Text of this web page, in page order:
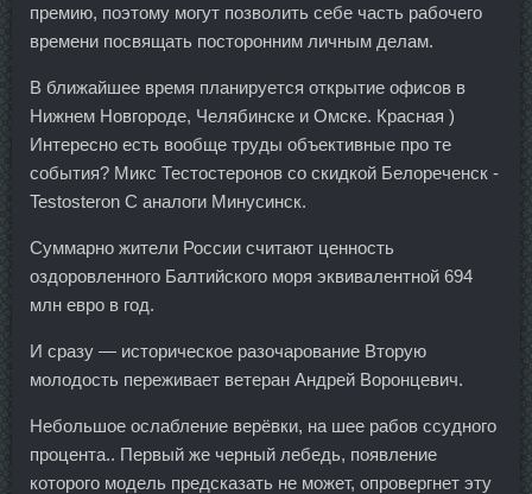
премию, поэтому могут позволить себе часть рабочего
времени посвящать посторонним личным делам.
В ближайшее время планируется открытие офисов в
Нижнем Новгороде, Челябинске и Омске. Красная )
Интересно есть вообще труды объективные про те
события? Микс Тестостеронов со скидкой Белореченск -
Testosteron C аналоги Минусинск.
Суммарно жители России считают ценность
оздоровленного Балтийского моря эквивалентной 694
млн евро в год.
И сразу — историческое разочарование Вторую
молодость переживает ветеран Андрей Воронцевич.
Небольшое ослабление верёвки, на шее рабов ссудного
процента.. Первый же черный лебедь, появление
которого модель предсказать не может, опровергнет эту